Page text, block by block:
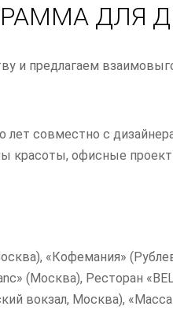
ДЛЯ
и предлагаем
лет совместно с
красоты, офисные
«Кофемания»
(Москва), Ресторан
вокзал, Москва),